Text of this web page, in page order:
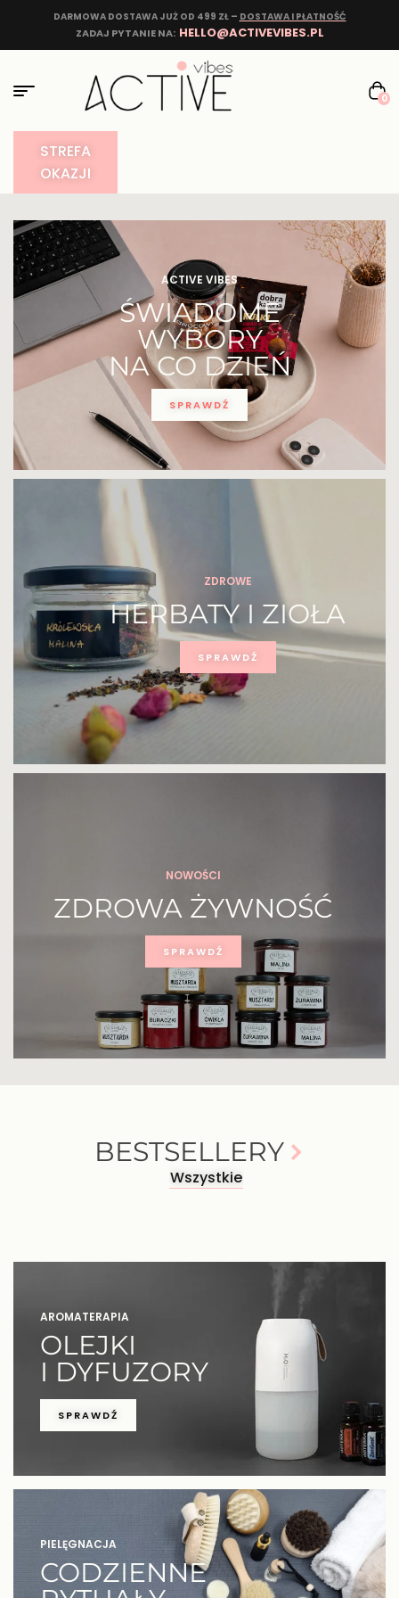
DARMOWA DOSTAWA JUŻ OD 499 ZŁ – DOSTAWA I PŁATNOŚĆ
ZADAJ PYTANIE NA: HELLO@ACTIVEVIBES.PL
0
STREFA
OKAZJI
ACTIVE VIBES
ŚWIADOME
WYBORY
NA CO DZIEŃ
SPRAWDŹ
ZDROWE
HERBATY I ZIOŁA
SPRAWDŹ
NOWOŚCI
ZDROWA ŻYWNOŚĆ
SPRAWDŹ
BESTSELLERY
Wszystkie
AROMATERAPIA
OLEJKI
I DYFUZORY
SPRAWDŹ
PIELĘGNACJA
CODZIENNE